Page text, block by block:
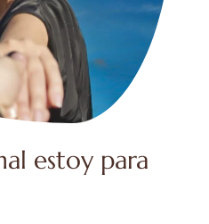
estoy para